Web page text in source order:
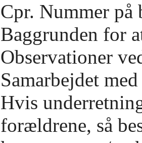
Cpr. Nummer på
Baggrunden for
Observationer
Samarbejdet
Hvis
forældrene, så